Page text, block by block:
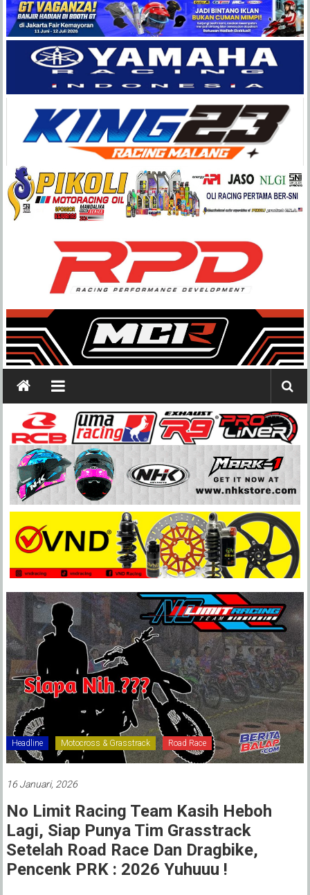
Balap
Paling
Lengkap
Headline Motocross & Grasstrack Road Race
16 Januari, 2026
No Limit Racing Team Kasih Heboh
Lagi, Siap Punya Tim Grasstrack
Setelah Road Race Dan Dragbike,
Pencenk PRK : 2026 Yuhuuu !